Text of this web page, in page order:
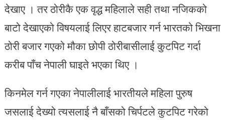
देखाए । तर ठोरीकै एक वृद्ध महिलाले सही तथा नजिकको
बाटो देखाएको विषयलाई लिएर हाटबजार गर्न भारतको भिखना
ठोरी बजार गएको मौका छोपी ठोरीबासीलाई कुटपिट गर्दा
करीब पाँच नेपाली घाइते भएका थिए ।
किनमेल गर्न गएका नेपालीलाई भारतीयले महिला पुरुष
जसलाई देख्यो त्यसलाई नै बाँसको चिर्पटले कुटपिट गरेको